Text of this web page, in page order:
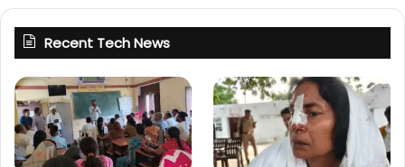
Recent Tech News